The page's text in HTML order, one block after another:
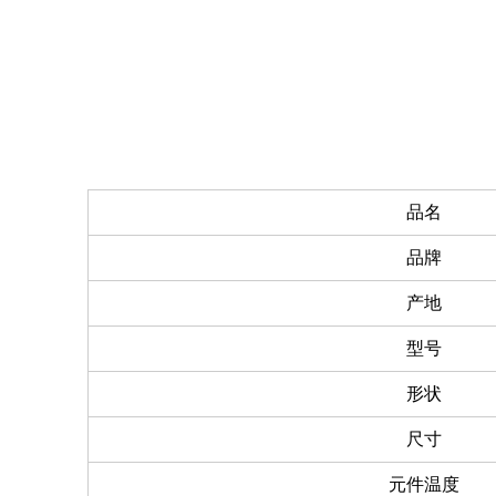
品名
品牌
产地
型号
形状
尺寸
元件温度